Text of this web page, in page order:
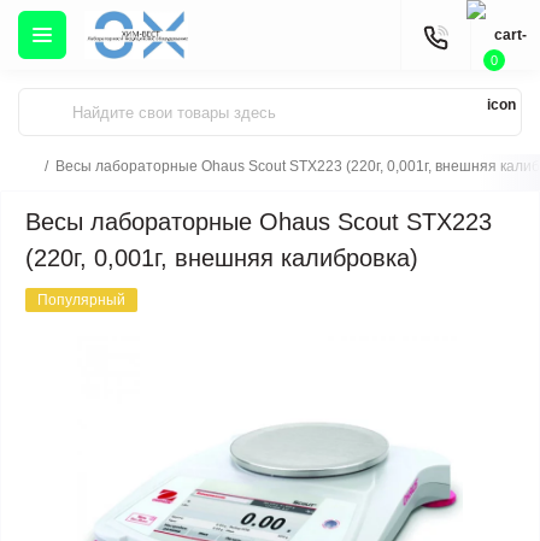
0
Весы лабораторные Ohaus Scout STX223 (220г, 0,001г, внешняя
Весы лабораторные Ohaus Scout STX223
(220г, 0,001г, внешняя калибровка)
Популярный